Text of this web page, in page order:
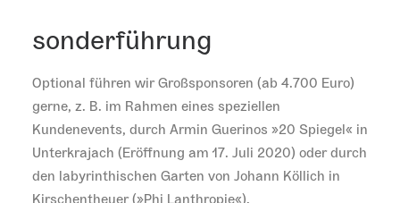
sonderführung
Optional führen wir Großsponsoren (ab 4.700 Euro)
gerne, z. B. im Rahmen eines speziellen
Kundenevents, durch Armin Guerinos »20 Spiegel« in
Unterkrajach (Eröffnung am 17. Juli 2020) oder durch
den labyrinthischen Garten von Johann Köllich in
Kirschentheuer (»Phi Lanthropie«).